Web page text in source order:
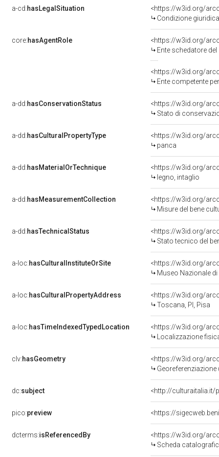
a-cd:hasLegalSituation
<https://w3id.org/
Condizione
core:hasAgentRole
<https://w3id.org/
Ente schedatore del bene
<https://w3id.org/
Ente competente
a-dd:hasConservationStatus
<https://w3id.org/
Stato di
a-dd:hasCulturalPropertyType
<https://w3id.org/
panca
a-dd:hasMaterialOrTechnique
<https://w3id.org/
legno, intaglio
a-dd:hasMeasurementCollection
<https://w3id.org/
Misure del bene
a-dd:hasTechnicalStatus
<https://w3id.org/
Stato tecnico del
a-loc:hasCulturalInstituteOrSite
<https://w3id.org/
Museo Nazionale
a-loc:hasCulturalPropertyAddress
<https://w3id.org/
Toscana, PI, Pisa
a-loc:hasTimeIndexedTypedLocation
<https://w3id.org/
Localizzazione
clv:hasGeometry
<https://w3id.org/
dc:subject <http://culturaitalia.it/
pico:preview <https://
dcterms:isReferencedBy
<https://w3id.org/
Scheda